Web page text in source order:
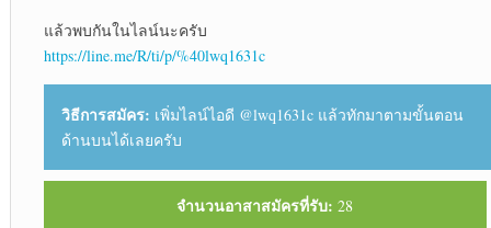
แล้วพบกันในไลน์นะครับ
https://line.me/R/ti/p/%40lwq1631c
วิธีการสมัคร: เพิ่มไลน์ไอดี @lwq1631c แล้วทักมาตามขั้นตอน
ด้านบนได้เลยครับ
จำนวนอาสาสมัครที่รับ: 28